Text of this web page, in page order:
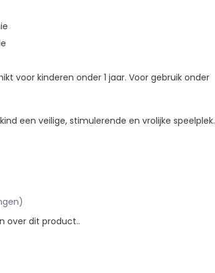
voor kinderen onder 1 jaar. Voor gebruik onder
een veilige, stimulerende en vrolijke speelplek.
over dit product..